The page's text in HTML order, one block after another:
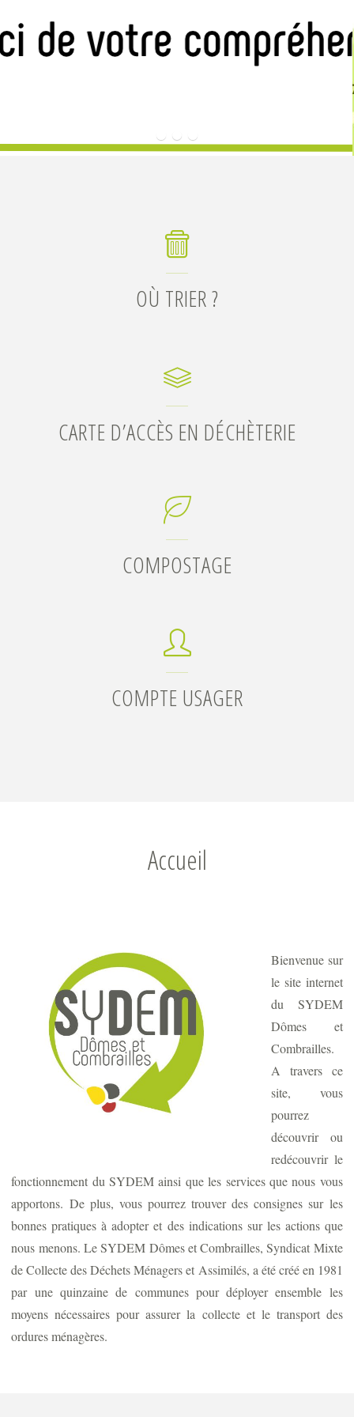
OÙ TRIER ?
CARTE D’ACCÈS EN DÉCHÈTERIE
COMPOSTAGE
COMPTE USAGER
Accueil
Bienvenue sur
le site internet
du SYDEM
Dômes et
Combrailles.
A travers ce
site, vous
pourrez
découvrir ou
redécouvrir le
fonctionnement du SYDEM ainsi que les services que nous vous
apportons. De plus, vous pourrez trouver des consignes sur les
bonnes pratiques à adopter et des indications sur les actions que
nous menons. Le SYDEM Dômes et Combrailles, Syndicat Mixte
de Collecte des Déchets Ménagers et Assimilés, a été créé en 1981
par une quinzaine de communes pour déployer ensemble les
moyens nécessaires pour assurer la collecte et le transport des
ordures ménagères.